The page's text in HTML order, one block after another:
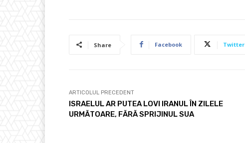
Share Facebook Twitter
ARTICOLUL PRECEDENT
ISRAELUL AR PUTEA LOVI IRANUL ÎN ZILELE
URMĂTOARE, FĂRĂ SPRIJINUL SUA